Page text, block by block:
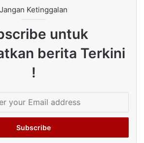
Jangan Ketinggalan
untuk
berita Terkini
!